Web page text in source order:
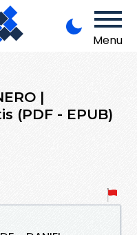
Menu
|
(PDF - EPUB)